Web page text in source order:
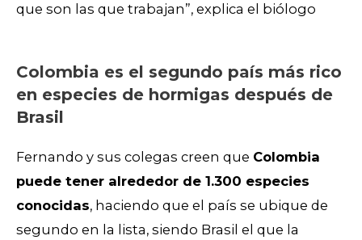
que son las que trabajan”, explica el biólogo
Colombia es el segundo país más rico
en especies de hormigas después de
Brasil
Fernando y sus colegas creen que Colombia
puede tener alrededor de 1.300 especies
conocidas, haciendo que el país se ubique de
segundo en la lista, siendo Brasil el que la